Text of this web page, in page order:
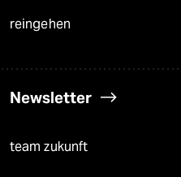
reingehen
Newsletter
team zukunft